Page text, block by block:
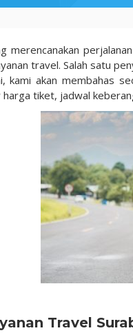
merencanakan
travel. Salah satu
kami akan membahas
tiket, jadwal
Travel